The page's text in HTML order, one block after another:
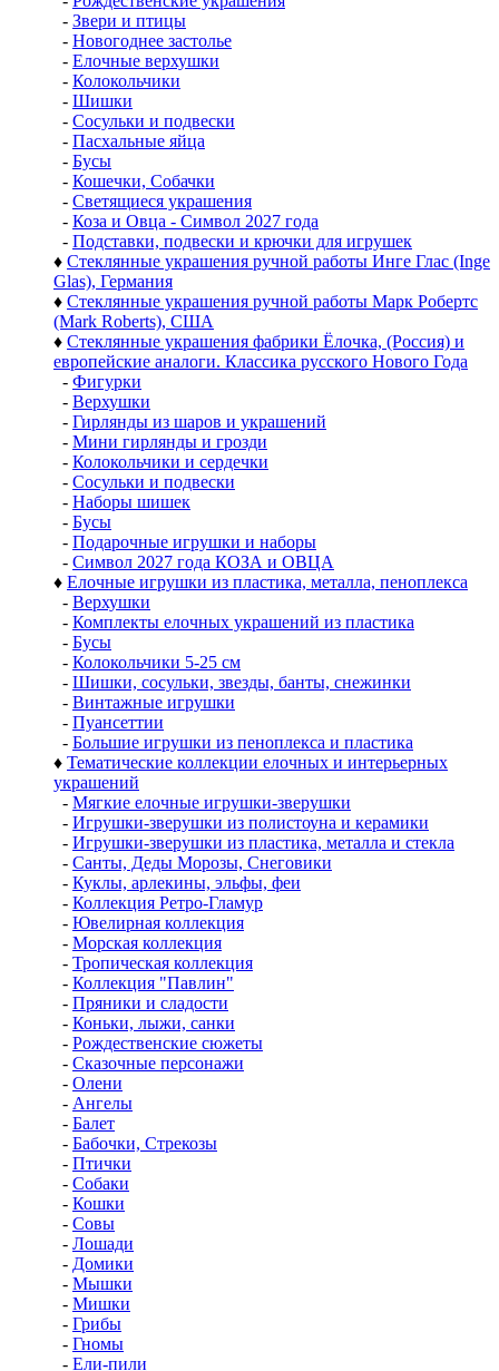
- Звери и птицы
- Новогоднее застолье
- Елочные верхушки
- Колокольчики
- Шишки
- Сосульки и подвески
- Пасхальные яйца
- Бусы
- Кошечки, Собачки
- Светящиеся украшения
- Коза и Овца - Символ 2027 года
- Подставки, подвески и крючки для игрушек
♦ Стеклянные украшения ручной работы Инге Глас (Inge
Glas), Германия
♦ Стеклянные украшения ручной работы Марк Робертс
(Mark Roberts), США
♦ Стеклянные украшения фабрики Ёлочка, (Россия) и
европейские аналоги. Классика русского Нового Года
- Фигурки
- Верхушки
- Гирлянды из шаров и украшений
- Мини гирлянды и грозди
- Колокольчики и сердечки
- Сосульки и подвески
- Наборы шишек
- Бусы
- Подарочные игрушки и наборы
- Символ 2027 года КОЗА и ОВЦА
♦ Елочные игрушки из пластика, металла, пеноплекса
- Верхушки
- Комплекты елочных украшений из пластика
- Бусы
- Колокольчики 5-25 см
- Шишки, сосульки, звезды, банты, снежинки
- Винтажные игрушки
- Пуансеттии
- Большие игрушки из пеноплекса и пластика
♦ Тематические коллекции елочных и интерьерных
украшений
- Мягкие елочные игрушки-зверушки
- Игрушки-зверушки из полистоуна и керамики
- Игрушки-зверушки из пластика, металла и стекла
- Санты, Деды Морозы, Снеговики
- Куклы, арлекины, эльфы, феи
- Коллекция Ретро-Гламур
- Ювелирная коллекция
- Морская коллекция
- Тропическая коллекция
- Коллекция "Павлин"
- Пряники и сладости
- Коньки, лыжи, санки
- Рождественские сюжеты
- Сказочные персонажи
- Олени
- Ангелы
- Балет
- Бабочки, Стрекозы
- Птички
- Собаки
- Кошки
- Совы
- Лошади
- Домики
- Мышки
- Мишки
- Грибы
- Гномы
- Ели-пили